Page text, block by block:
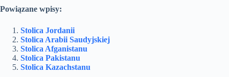
Powiązane wpisy:
Stolica Jordanii
Stolica Arabii Saudyjskiej
Stolica Afganistanu
Stolica Pakistanu
Stolica Kazachstanu